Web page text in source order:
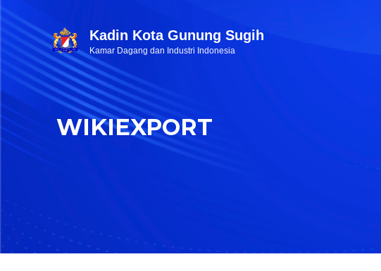
Kadin Kota Gunung Sugih
Kamar Dagang dan Industri Indonesia
WIKIEXPORT